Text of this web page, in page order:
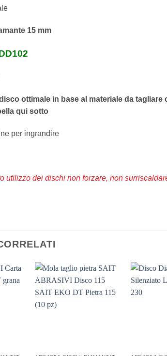
15 mm
ottimale in base al materiale da
qui sotto
per ingrandire
utilizzo dei dischi non forzare, non